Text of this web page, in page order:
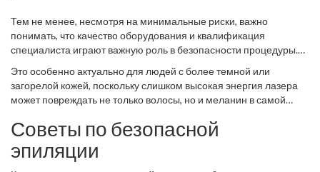
Тем не менее, несмотря на минимальные риски, важно
понимать, что качество оборудования и квалификация
специалиста играют важную роль в безопасности процедуры.
вызвать ожоги или изменения пигментации кожи, что не связано
с раком, но может причинить дискомфорт. Поэтому важно не
только доверять надёжным клиникам, но и обговорить все
нюансы и возможные последствия с врачом перед началом
процедур.
Это особенно актуально для людей с более темной или
загорелой кожей, поскольку слишком высокая энергия лазера
может повреждать не только волосы, но и меланин в самой
разными типами кожи и волос, минимизируя риск. Важно
чем за две недели до неё защищена от активного загара или
Советы по безопасной
эпиляции